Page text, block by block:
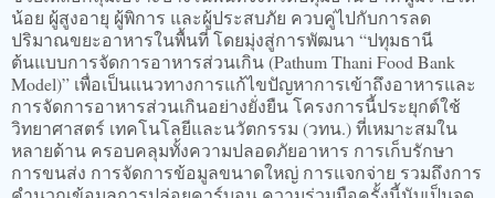
น้อย ผู้สูงอายุ ผู้พิการ และผู้ประสบภัย ควบคู่ไปกับการลด
ปริมาณขยะอาหารในพื้นที่ โดยมุ่งสู่การพัฒนา “ปทุมธานี
ต้นแบบการจัดการอาหารส่วนเกิน (Pathum Thani Food Bank
Model)” เพื่อเป็นแนวทางการแก้ไขปัญหาการเข้าถึงอาหารและ
การจัดการอาหารส่วนเกินอย่างยั่งยืน โครงการนี้ประยุกต์ใช้
วิทยาศาสตร์ เทคโนโลยีและนวัตกรรม (วทน.) ที่เหมาะสมใน
หลายด้าน ครอบคลุมทั้งความปลอดภัยอาหาร การเก็บรักษา
การขนส่ง การจัดการข้อมูลขนาดใหญ่ การแจกจ่าย รวมถึงการ